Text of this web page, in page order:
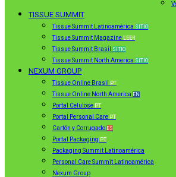
TISSUE SUMMIT
Tissue Summit Latinoamérica SITIO
Tissue Summit Magazine LEER
Tissue Summit Brasil SITIO
Tissue Summit North America SITIO
NEXUM GROUP
Tissue Online Brasil PT
Tissue Online North America EN
Portal Celulose PT
Portal Personal Care PT
Cartón y Corrugado ES
Portal Packaging PT
Packaging Summit Latinoamérica
Personal Care Summit Latinoamérica
Nexum Group